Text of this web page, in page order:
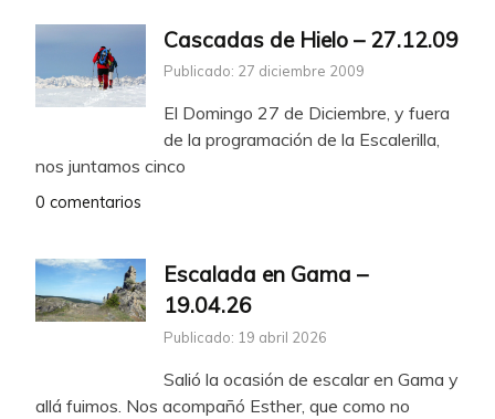
Cascadas de Hielo – 27.12.09
Publicado: 27 diciembre 2009
El Domingo 27 de Diciembre, y fuera
de la programación de la Escalerilla,
nos juntamos cinco
0 comentarios
Escalada en Gama –
19.04.26
Publicado: 19 abril 2026
Salió la ocasión de escalar en Gama y
allá fuimos. Nos acompañó Esther, que como no